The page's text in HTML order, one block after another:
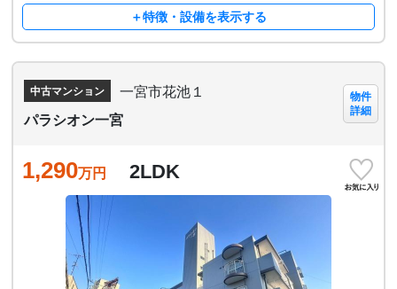
＋特徴・設備を表示する
中古マンション
一宮市花池１
パラシオン一宮
物件
詳細
1,290万円 2LDK